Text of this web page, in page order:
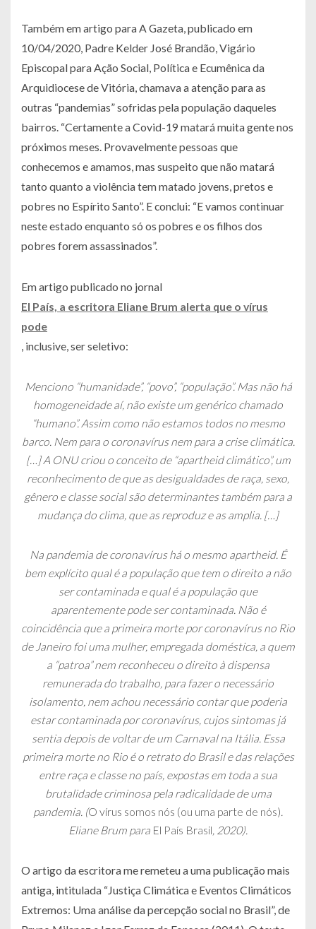
Também em artigo para A Gazeta, publicado em
10/04/2020, Padre Kelder José Brandão, Vigário
Episcopal para Ação Social, Política e Ecumênica da
Arquidiocese de Vitória, chamava a atenção para as
outras “pandemias” sofridas pela população daqueles
bairros. “Certamente a Covid-19 matará muita gente nos
próximos meses. Provavelmente pessoas que
conhecemos e amamos, mas suspeito que não matará
tanto quanto a violência tem matado jovens, pretos e
pobres no Espírito Santo”. E conclui: “E vamos continuar
neste estado enquanto só os pobres e os filhos dos
pobres forem assassinados”.
Em artigo publicado no jornal
El País, a escritora Eliane Brum alerta que o vírus
pode
, inclusive, ser seletivo:
Menciono “humanidade”, “povo”, “população”. Mas não há
homogeneidade aí, não existe um genérico chamado
“humano”. Assim como não estamos todos no mesmo
barco. Nem para o coronavírus nem para a crise climática.
[…] A ONU criou o conceito de “apartheid climático”, um
reconhecimento de que as desigualdades de raça, sexo,
gênero e classe social são determinantes também para a
mudança do clima, que as reproduz e as amplia. […]
Na pandemia de coronavírus há o mesmo apartheid. É
bem explícito qual é a população que tem o direito a não
ser contaminada e qual é a população que
aparentemente pode ser contaminada. Não é
coincidência que a primeira morte por coronavírus no Rio
de Janeiro foi uma mulher, empregada doméstica, a quem
a “patroa” nem reconheceu o direito à dispensa
remunerada do trabalho, para fazer o necessário
isolamento, nem achou necessário contar que poderia
estar contaminada por coronavírus, cujos sintomas já
sentia depois de voltar de um Carnaval na Itália. Essa
primeira morte no Rio é o retrato do Brasil e das relações
entre raça e classe no país, expostas em toda a sua
brutalidade criminosa pela radicalidade de uma
pandemia. (O vírus somos nós (ou uma parte de nós)
Eliane Brum para El País Brasil , 2020).
O artigo da escritora me remeteu a uma publicação mais
antiga, intitulada “Justiça Climática e Eventos Climáticos
Extremos: Uma análise da percepção social no Brasil”, de